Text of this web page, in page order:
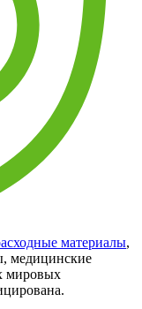
материалы,
медицинские
мировых